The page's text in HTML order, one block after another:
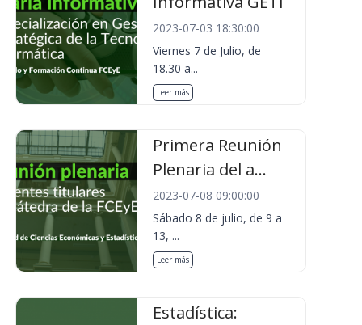
2023-07-03 18:30:00
Viernes 7 de Julio, de
18.30 a...
Leer más
Primera Reunión
Plenaria del a...
2023-07-08 09:00:00
Sábado 8 de julio, de 9 a
13, ...
Leer más
Estadística: